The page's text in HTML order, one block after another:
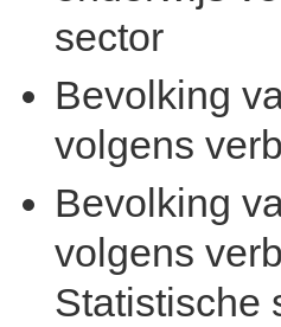
sector
Bevolking
volgens
Bevolking
volgens
Statistische